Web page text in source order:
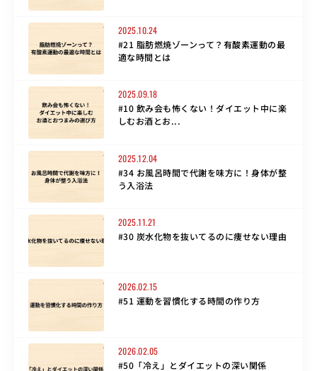
2025.10.24
#21 脂肪燃焼ゾーンって？有酸素運動の最
適な時間とは
2025.09.18
#10 飲み会も怖くない！ダイエット中に楽
しむお酒とお...
2025.12.04
#34 お風呂時間で代謝を味方に！身体が整
う入浴法
2025.11.21
#30 炭水化物を抜いてるのに痩せない理由
2026.02.15
#51 運動を習慣化する時間の作り方
2026.02.05
#50「冷え」とダイエットの深い関係